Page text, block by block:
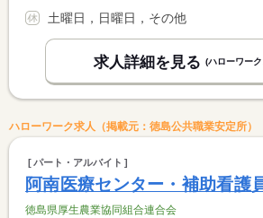
土曜日，日曜日，その他
求人詳細を見る (ハローワー
ハローワーク求人（掲載元：徳島公共職業安定所）
パート・アルバイト
阿南医療センター・補助看護
徳島県厚生農業協同組合連合会